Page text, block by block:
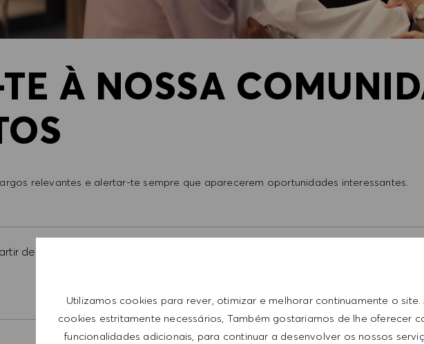
Utilizamos cookies para rever, otimizar e melhorar continuamente o site.
cookies estritamente necessários, Também gostariamos de lhe oferecer
funcionalidades adicionais, para continuar a desenvolver os nossos
À NOSSA
relevantes e alertar-te sempre que aparecerem oportunidades interessantes.
de uma das seguintes aplicações.